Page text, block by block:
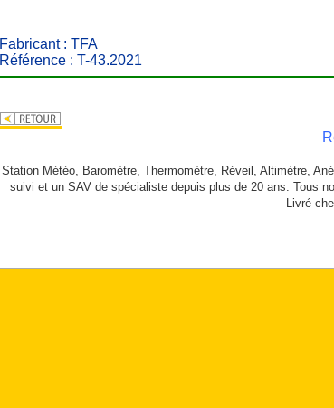
Fabricant : TFA
Référence : T-43.2021
Station Météo, Baromètre, Thermomètre, Réveil, Altimètre,
suivi et un SAV de spécialiste depuis plus de 20 ans. Tous
Livré